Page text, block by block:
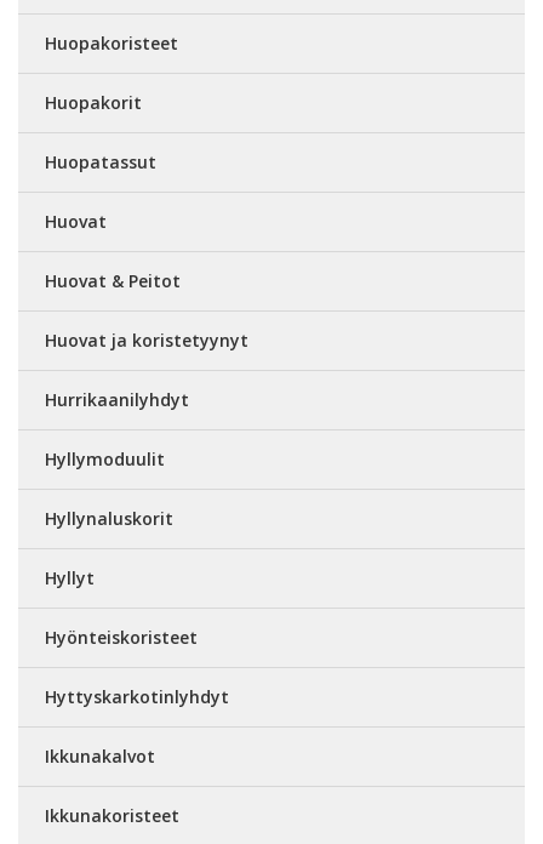
Huopakoristeet
Huopakorit
Huopatassut
Huovat
Huovat & Peitot
Huovat ja koristetyynyt
Hurrikaanilyhdyt
Hyllymoduulit
Hyllynaluskorit
Hyllyt
Hyönteiskoristeet
Hyttyskarkotinlyhdyt
Ikkunakalvot
Ikkunakoristeet